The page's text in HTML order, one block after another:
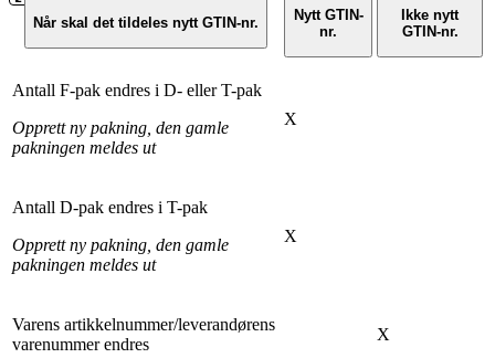
Når skal det tildeles nytt GTIN-nr.
Nytt GTIN-
nr.
Ikke nytt
GTIN-nr.
Antall F-pak endres i D- eller T-pak
Opprett ny pakning, den gamle
pakningen meldes ut
X
Antall D-pak endres i T-pak
Opprett ny pakning, den gamle
pakningen meldes ut
X
Varens artikkelnummer/leverandørens
varenummer endres
X